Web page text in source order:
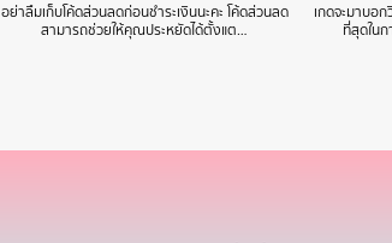
อย่าลืมเก็บโค้ดส่วนลดก่อนชำระเงินนะคะ โค้ดส่วนลด
สามารถช่วยให้คุณประหยัดได้ตั้งแต…
เกดจะมาบอ
ที่สุดใน